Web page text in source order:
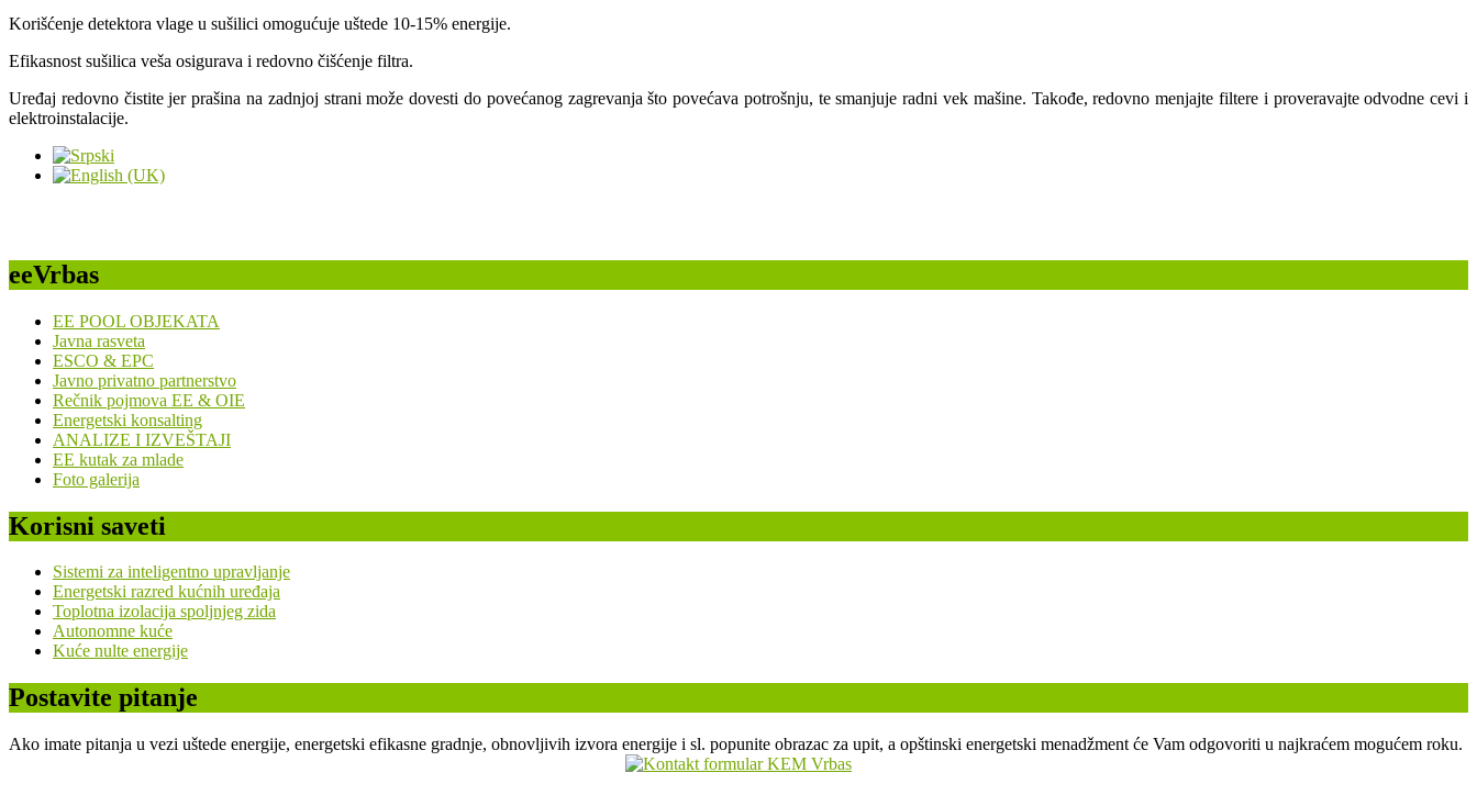
Korišćenje detektora vlage u sušilici omogućuje uštede 10-15% energije.
Efikasnost sušilica veša osigurava i redovno čišćenje filtra.
Uređaj redovno čistite jer prašina na zadnjoj strani može dovesti do povećanog zagrevanja što povećava potrošnju, te smanjuje radni vek mašine. Takođe, redovno menjajte filtere i proveravajte odvodne cevi i
elektroinstalacije.
eeVrbas
EE POOL OBJEKATA
Javna rasveta
ESCO & EPC
Javno privatno partnerstvo
Rečnik pojmova EE & OIE
Energetski konsalting
ANALIZE I IZVEŠTAJI
EE kutak za mlade
Foto galerija
Korisni saveti
Sistemi za inteligentno upravljanje
Energetski razred kućnih uređaja
Toplotna izolacija spoljnjeg zida
Autonomne kuće
Kuće nulte energije
Postavite pitanje
Ako imate pitanja u vezi uštede energije, energetski efikasne gradnje, obnovljivih izvora energije i sl. popunite obrazac za upit, a opštinski energetski menadžment će Vam odgovoriti u najkraćem mogućem roku.